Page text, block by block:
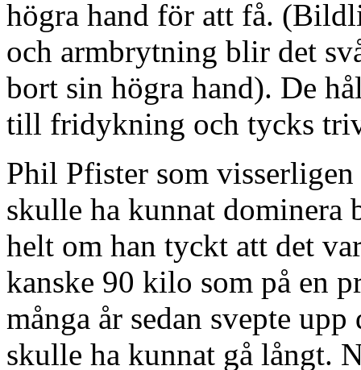
högra hand för att få.
och armbrytning blir det
bort sin högra hand). De
till fridykning och tycks
Phil Pfister som
skulle ha kunnat dominera
helt om han tyckt att det
kanske 90 kilo som på en
många år sedan svepte
skulle ha kunnat gå långt.